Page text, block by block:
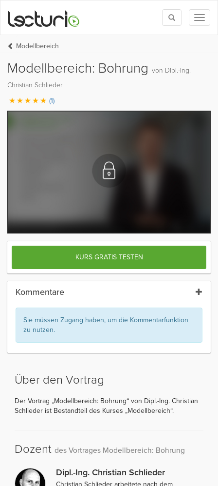
Toggle
search
Modellbereich
Modellbereich: Bohrung von Dipl.-Ing.
Christian Schlieder
(1)
KURS GRATIS TESTEN
Kommentare
Sie müssen Zugang haben, um die Kommentarfunktion
zu nutzen.
Über den Vortrag
Der Vortrag „Modellbereich: Bohrung“ von Dipl.-Ing. Christian
Schlieder ist Bestandteil des Kurses „Modellbereich“.
Dozent des Vortrages Modellbereich: Bohrung
Dipl.-Ing. Christian Schlieder
Christian Schlieder arbeitete nach dem